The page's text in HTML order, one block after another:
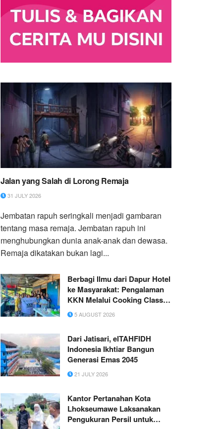
Jalan yang Salah di Lorong Remaja
31 JULY 2026
Jembatan rapuh seringkali menjadi gambaran
tentang masa remaja. Jembatan rapuh ini
menghubungkan dunia anak-anak dan dewasa.
Remaja dikatakan bukan lagi...
Berbagi Ilmu dari Dapur Hotel
ke Masyarakat: Pengalaman
KKN Melalui Cooking Class di
Desa ITCI
5 AUGUST 2026
Dari Jatisari, elTAHFIDH
Indonesia Ikhtiar Bangun
Generasi Emas 2045
21 JULY 2026
Kantor Pertanahan Kota
Lhokseumawe Laksanakan
Pengukuran Persil untuk